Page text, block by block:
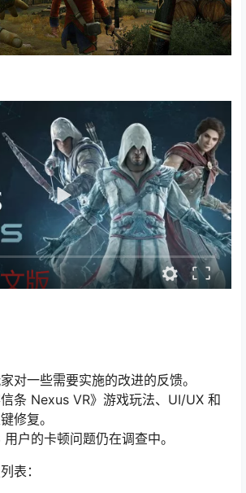
对一些需要实施的改进的反馈。
条 Nexus VR》游戏玩法、UI/UX 和
修复。
户的卡顿问题仍在调查中。
表：